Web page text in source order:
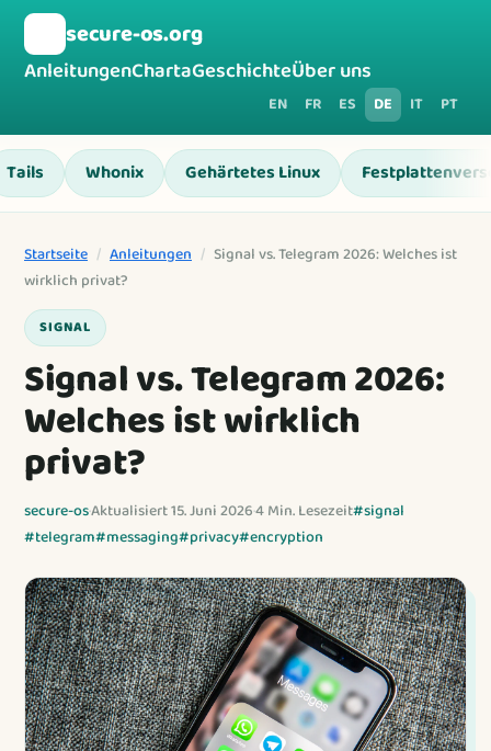
secure-os.org
AnleitungenChartaGeschichteÜber uns
EN FR ES DE IT PT
Tails Whonix Gehärtetes Linux
Startseite / Anleitungen / Signal vs. Telegram 2026: Welches ist
wirklich privat?
SIGNAL
Signal vs. Telegram 2026:
Welches ist wirklich
privat?
secure-os·Aktualisiert 15. Juni 2026·4 Min. Lesezeit#signal
#telegram#messaging#privacy#encryption